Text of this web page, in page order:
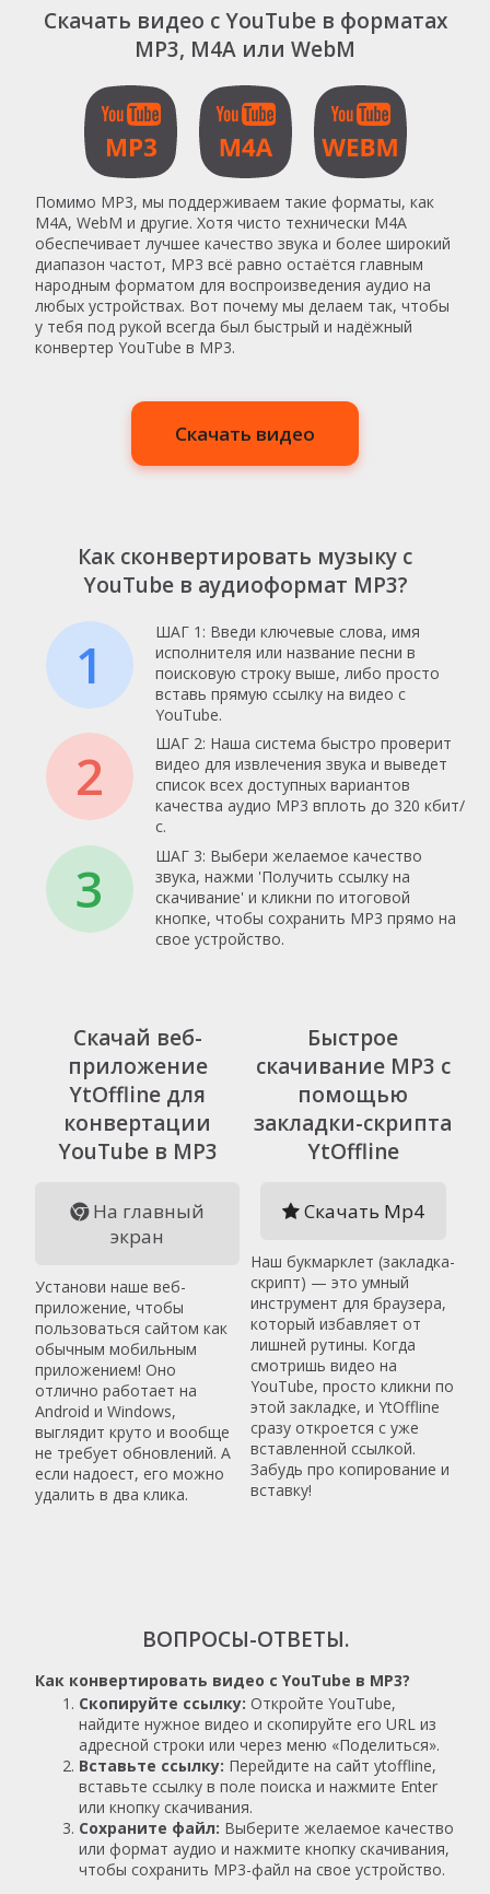
Скачать видео с YouTube в форматах
MP3, M4A или WebM
Помимо MP3, мы поддерживаем такие форматы, как
M4A, WebM и другие. Хотя чисто технически M4A
обеспечивает лучшее качество звука и более широкий
диапазон частот, MP3 всё равно остаётся главным
народным форматом для воспроизведения аудио на
любых устройствах. Вот почему мы делаем так, чтобы
у тебя под рукой всегда был быстрый и надёжный
конвертер YouTube в MP3.
Скачать видео
Как сконвертировать музыку с
YouTube в аудиоформат MP3?
1
ШАГ 1: Введи ключевые слова, имя
исполнителя или название песни в
поисковую строку выше, либо просто
вставь прямую ссылку на видео с
YouTube.
2
ШАГ 2: Наша система быстро проверит
видео для извлечения звука и выведет
список всех доступных вариантов
качества аудио MP3 вплоть до 320 кбит/
с.
3
ШАГ 3: Выбери желаемое качество
звука, нажми 'Получить ссылку на
скачивание' и кликни по итоговой
кнопке, чтобы сохранить MP3 прямо на
свое устройство.
Скачай веб-
приложение
YtOffline для
конвертации
YouTube в MP3
На главный
экран
Установи наше веб-
приложение, чтобы
пользоваться сайтом как
обычным мобильным
приложением! Оно
отлично работает на
Android и Windows,
выглядит круто и вообще
не требует обновлений. А
если надоест, его можно
удалить в два клика.
Быстрое
скачивание MP3 с
помощью
закладки-скрипта
YtOffline
Скачать Mp4
Наш букмарклет (закладка-
скрипт) — это умный
инструмент для браузера,
который избавляет от
лишней рутины. Когда
смотришь видео на
YouTube, просто кликни по
этой закладке, и YtOffline
сразу откроется с уже
вставленной ссылкой.
Забудь про копирование и
вставку!
ВОПРОСЫ-ОТВЕТЫ.
Как конвертировать видео с YouTube в MP3?
Скопируйте ссылку: Откройте YouTube,
найдите нужное видео и скопируйте его URL из
адресной строки или через меню «Поделиться».
Вставьте ссылку: Перейдите на сайт ytoffline,
вставьте ссылку в поле поиска и нажмите Enter
или кнопку скачивания.
Сохраните файл: Выберите желаемое качество
или формат аудио и нажмите кнопку скачивания,
чтобы сохранить MP3-файл на свое устройство.